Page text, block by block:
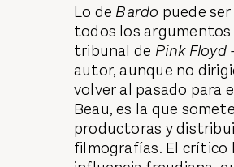
Lo de Bardo puede
todos los argumentos
tribunal de Pink Floyd
autor, aunque no
volver al pasado para
Beau, es la que
productoras y
filmografías. El crítico